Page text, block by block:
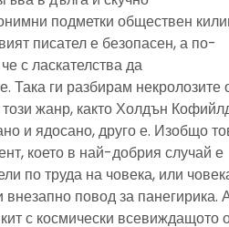
подметки обществен
писател е безопасен, а по-
с ласкателства да
Така ги разбирам некролозите
жанр, както Холдън
и ядосано, друго е. Изобщо
което в най-добрия случай е
по труда на човека, или
внезапно повод за панегирика.
с космически всевиждащото